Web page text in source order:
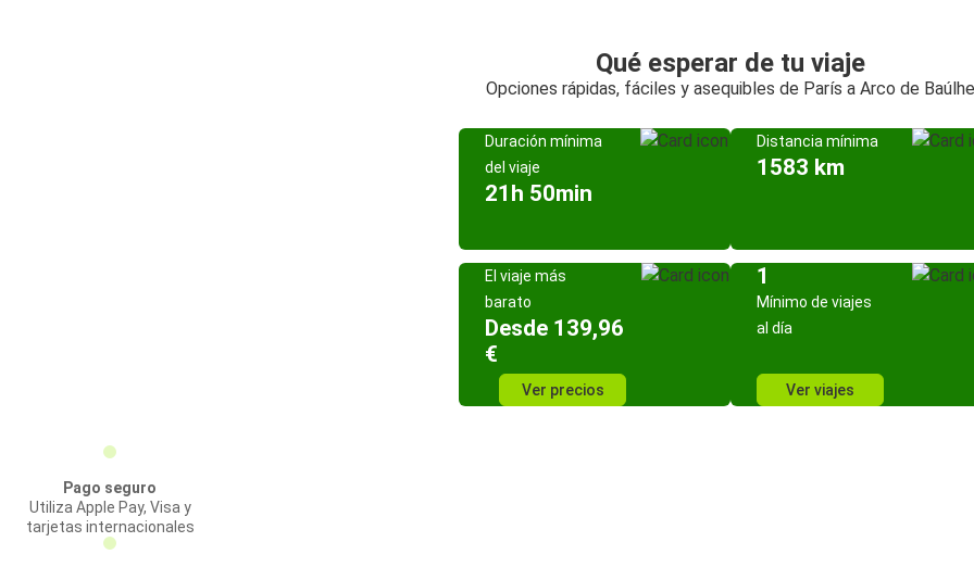
Qué esperar de tu viaje
Opciones rápidas, fáciles y asequibles de París a Arco de Baúlhe
Duración mínima
del viaje
21h 50min
Distancia mínima
1583 km
El viaje más
barato
Desde 139,96
€
Ver precios
1
Mínimo de viajes
al día
Ver viajes
Pago seguro
Utiliza Apple Pay, Visa y
tarjetas internacionales